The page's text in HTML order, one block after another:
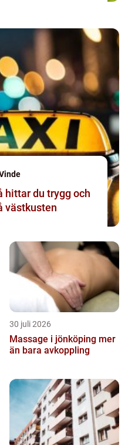
hittar du trygg och
västkusten
30 juli 2026
Massage i jönköping mer
än bara avkoppling